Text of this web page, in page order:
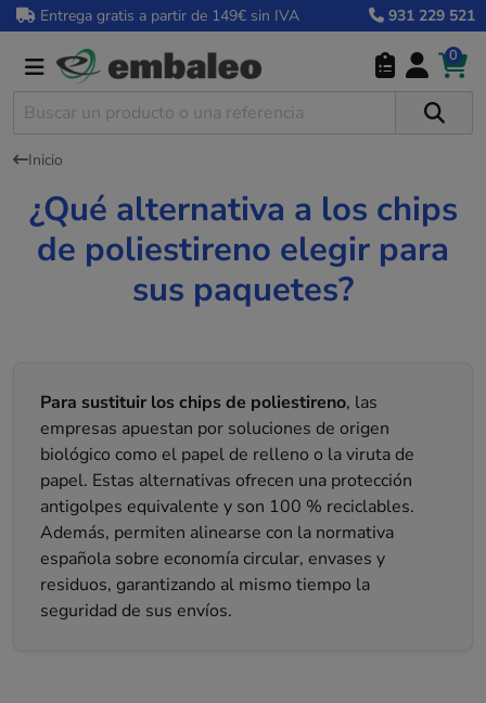
Entrega gratis a partir de 149€ sin IVA 931 229 521
0
Inicio
¿Qué alternativa a los chips
de poliestireno elegir para
sus paquetes?
Para sustituir los chips de poliestireno, las
empresas apuestan por soluciones de origen
biológico como el papel de relleno o la viruta de
papel. Estas alternativas ofrecen una protección
antigolpes equivalente y son 100 % reciclables.
Además, permiten alinearse con la normativa
española sobre economía circular, envases y
residuos, garantizando al mismo tiempo la
seguridad de sus envíos.